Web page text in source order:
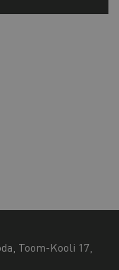
Toom-Kooli 17,